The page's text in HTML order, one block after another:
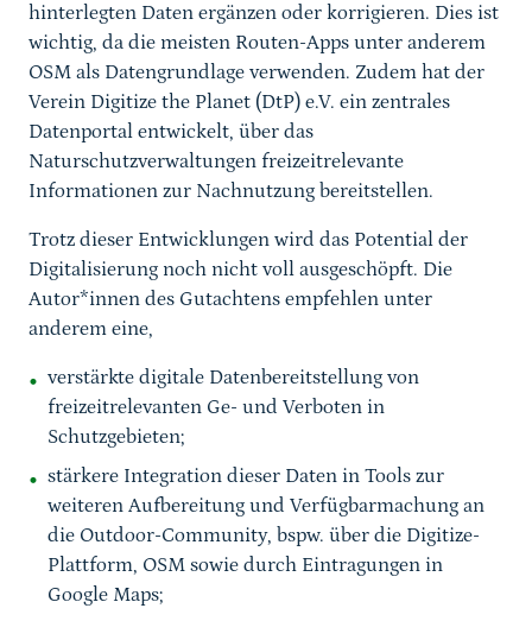
hinterlegten Daten ergänzen oder korrigieren. Dies ist
wichtig, da die meisten Routen-Apps unter anderem
OSM als Datengrundlage verwenden. Zudem hat der
Verein Digitize the Planet (DtP) e.V. ein zentrales
Datenportal entwickelt, über das
Naturschutzverwaltungen freizeitrelevante
Informationen zur Nachnutzung bereitstellen.
Trotz dieser Entwicklungen wird das Potential der
Digitalisierung noch nicht voll ausgeschöpft. Die
Autor*innen des Gutachtens empfehlen unter
anderem eine,
verstärkte digitale Datenbereitstellung von
freizeitrelevanten Ge- und Verboten in
Schutzgebieten;
stärkere Integration dieser Daten in Tools zur
weiteren Aufbereitung und Verfügbarmachung an
die Outdoor-Community, bspw. über die Digitize-
Plattform, OSM sowie durch Eintragungen in
Google Maps;